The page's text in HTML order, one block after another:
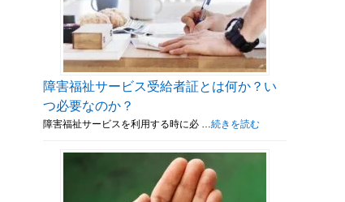
障害福祉サービス受給者証とは何か？い
つ必要なのか？
障害福祉サービスを利用する時に必 … 続きを読む